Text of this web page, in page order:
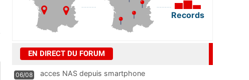
Records
EN DIRECT DU FORUM
06/08 acces NAS depuis smartphone